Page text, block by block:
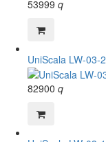
53999 q
UniScala LW-03-2
82900 q